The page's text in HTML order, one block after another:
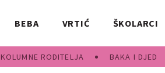
BEBA VRTIĆ ŠKOLARCI
KOLUMNE RODITELJA BAKA I DJED